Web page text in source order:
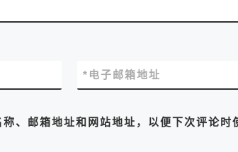
电子邮箱地址
*
、邮箱地址和网站地址，以便下次评论时